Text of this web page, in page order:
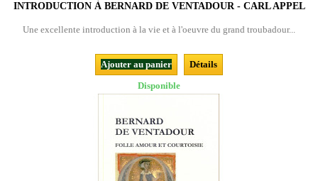
INTRODUCTION À BERNARD DE VENTADOUR - CARL APPEL
Une excellente introduction à la vie et à l'oeuvre du grand troubadour...
Ajouter au panier
Détails
Disponible